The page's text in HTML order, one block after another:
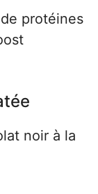
protéines
noir à la